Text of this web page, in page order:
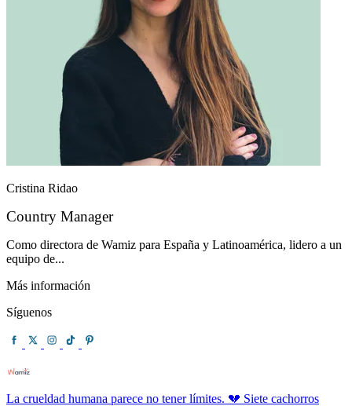
Cristina Ridao
Country Manager
Como directora de Wamiz para España y Latinoamérica, lidero a un
equipo de...
Más información
Síguenos
La crueldad humana parece no tener límites. 💔 Siete cachorros